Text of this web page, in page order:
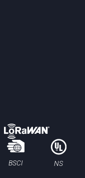
BSCI NS